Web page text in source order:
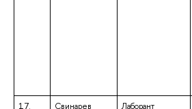
17. Свинарев Лаборант